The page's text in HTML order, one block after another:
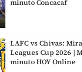
minuto Concacaf
LAFC vs Chivas:
Leagues Cup 2026 |
minuto HOY Online